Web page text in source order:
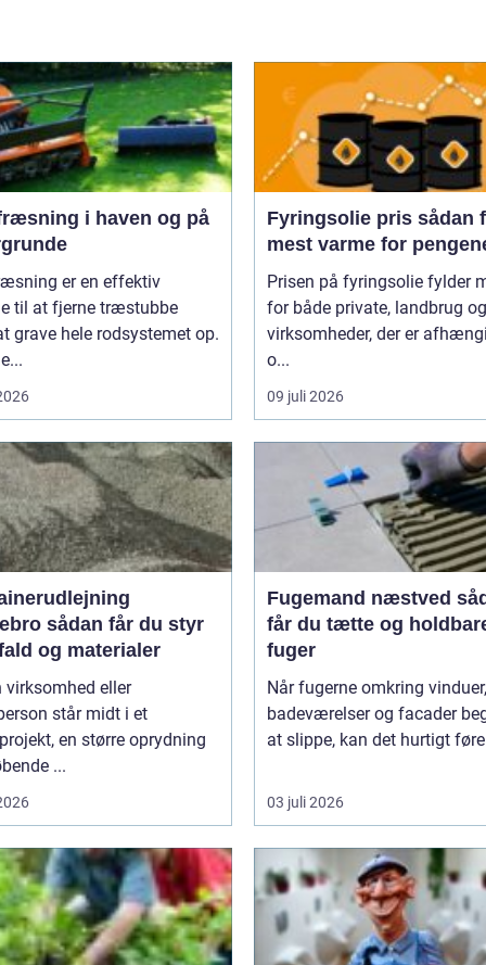
i haven og på
er en effektiv
til at fjerne træstubbe
grave hele rodsystemet op.
Fyringsolie pris sådan får du
mest varme for
Prisen på fyringsolie fylder
for både private, landbrug og
virksomheder, der er
o...
09 juli 2026
får du styr
og materialer
virksomhed eller
står midt i et
en større oprydning
...
Fugemand næstved sådan
får du tætte og
fuger
Når fugerne omkring
badeværelser og facader
at slippe, kan det hurtigt
03 juli 2026